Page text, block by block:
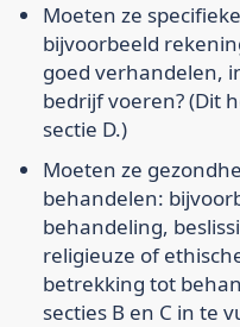
Moeten ze
bijvoorbeeld
goed verhandelen,
bedrijf voeren? (Dit
sectie D.)
Moeten ze
behandelen:
behandeling,
religieuze of
betrekking tot
secties B en C in te